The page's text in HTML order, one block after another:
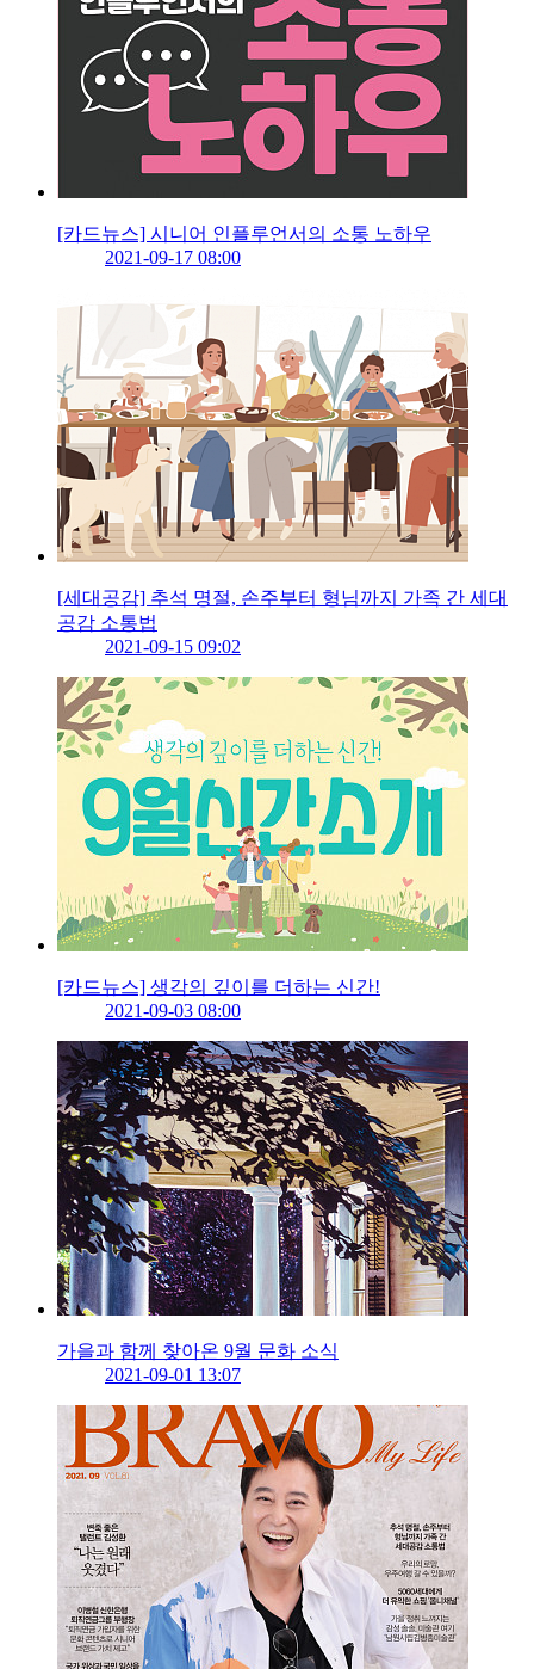
[카드뉴스] 시니어 인플루언서의 소통 노하우
2021-09-17 08:00
[세대공감] 추석 명절, 손주부터 형님까지 가족 간 세대
공감 소통법
2021-09-15 09:02
[카드뉴스] 생각의 깊이를 더하는 신간!
2021-09-03 08:00
가을과 함께 찾아온 9월 문화 소식
2021-09-01 13:07